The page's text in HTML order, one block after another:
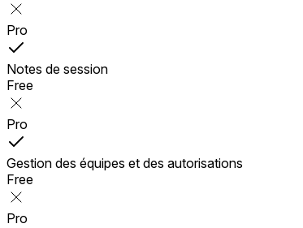
Pro
Notes de session
Free
Pro
Gestion des équipes et des autorisations
Free
Pro